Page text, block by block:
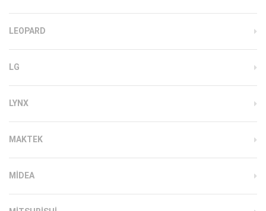
LEOPARD
LG
LYNX
MAKTEK
MIDEA